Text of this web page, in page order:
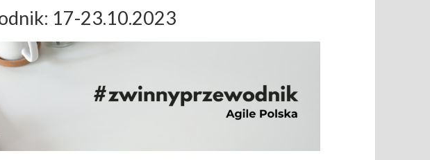
17-23.10.2023